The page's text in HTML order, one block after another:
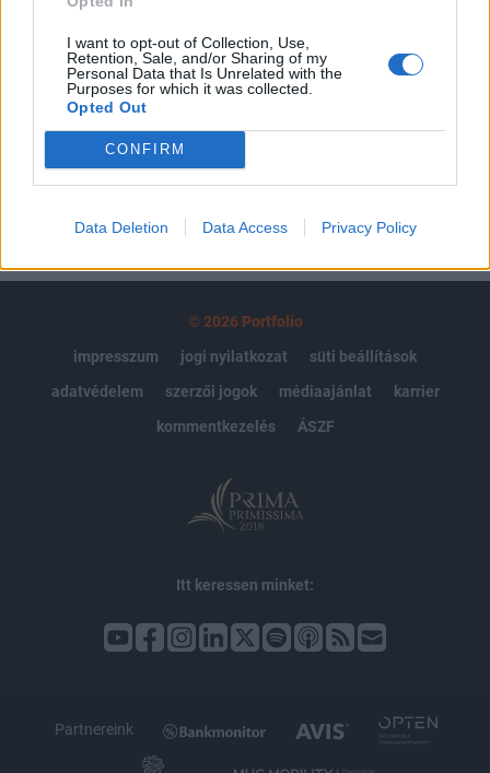
I want to opt-out of Collection, Use,
Retention, Sale, and/or Sharing of my
Personal Data that Is Unrelated with the
Purposes for which it was collected.
Opted Out
CONFIRM
Data Deletion Data Access Privacy Policy
kötéslistái
Előfizetés
MÁR ELŐFIZETŐNK VAGY?
© 2026 Portfolio
impresszum
jogi nyilatkozat
süti beállítások
adatvédelem
szerzői jogok médiaajánlat
karrier
kommentkezelés
ÁSZF
Itt keressen minket:
Partnereink